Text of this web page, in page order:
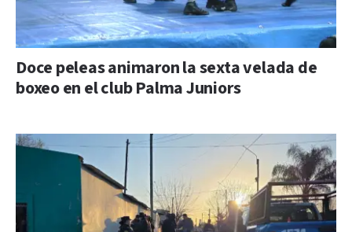
Doce peleas animaron la sexta velada de
boxeo en el club Palma Juniors